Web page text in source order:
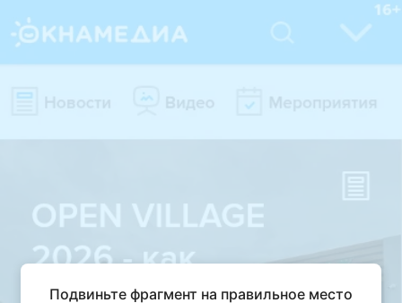
Подвиньте фрагмент на правильное место